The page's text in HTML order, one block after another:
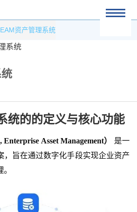
EAM资产管理系统
统的的定义与核心功能
Asset Management）
是一
，旨在通过数字化手段实现企业资产